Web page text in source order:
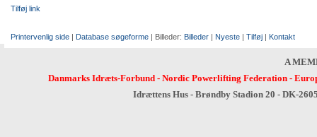
Tilføj link
Printervenlig side | Database søgeforme | Billeder: Billeder | Nyeste | Tilføj | Kontakt
A
Danmarks Idræts-Forbund- Nordic Powerlifting Federation-
Idrættens Hus - Brøndby Stadion 20 - DK-